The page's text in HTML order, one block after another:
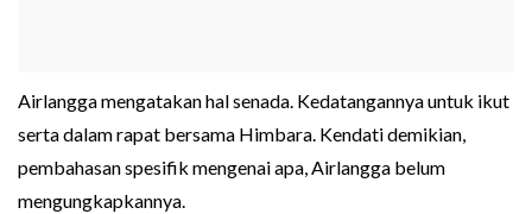
Airlangga mengatakan hal senada. Kedatangannya untuk ikut
serta dalam rapat bersama Himbara. Kendati demikian,
pembahasan spesifik mengenai apa, Airlangga belum
mengungkapkannya.